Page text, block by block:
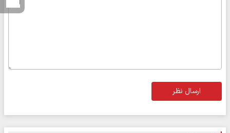
ارسال نظر